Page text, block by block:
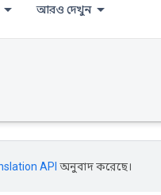
আরও দেখুন
API অনুবাদ করেছে।